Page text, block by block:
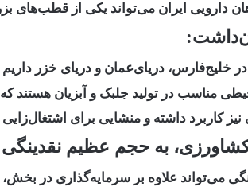
دارویی ایران می‌تواند یکی از قطب‌های
خلیج‌فارس، دریای‌عمان و دریای خزر
مناسب در تولید جلبک و آبزیان هستند که
کاربرد داشته و منشایی برای
کشاورزی، به حجم عظیم
می‌تواند علاوه بر سرمایه‌گذاری در